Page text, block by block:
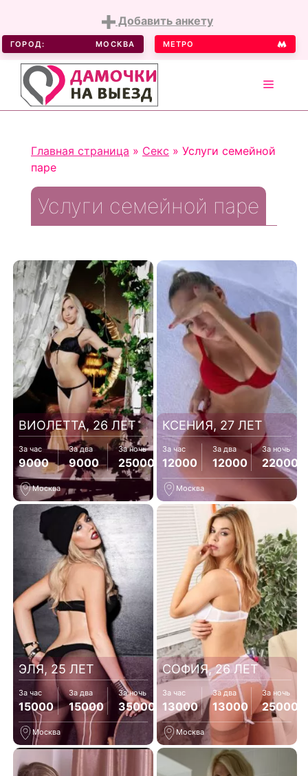
content
Добавить анкету
ГОРОД: МОСКВА МЕТРО
MENU
Главная страница » Секс » Услуги семейной
паре
Услуги семейной паре
ВИОЛЕТТА, 26 ЛЕТ
За час
9000
За два
9000
За ночь
25000
Москва
КСЕНИЯ, 27 ЛЕТ
За час
12000
За два
12000
За ночь
22000
Москва
ЭЛЯ, 25 ЛЕТ
За час
15000
За два
15000
За ночь
35000
Москва
СОФИЯ, 26 ЛЕТ
За час
13000
За два
13000
За ночь
25000
Москва